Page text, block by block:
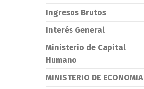
Ingresos Brutos
Interés General
Ministerio de Capital
Humano
MINISTERIO DE ECONOMIA